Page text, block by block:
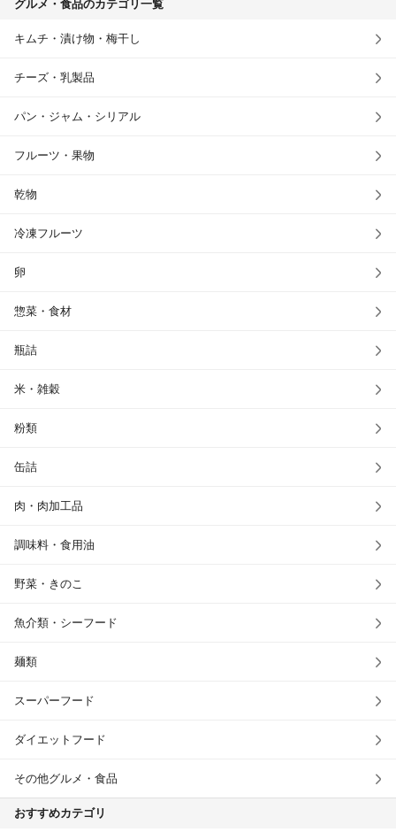
グルメ・食品のカテゴリ一覧
キムチ・漬け物・梅干し
チーズ・乳製品
パン・ジャム・シリアル
フルーツ・果物
乾物
冷凍フルーツ
卵
惣菜・食材
瓶詰
米・雑穀
粉類
缶詰
肉・肉加工品
調味料・食用油
野菜・きのこ
魚介類・シーフード
麺類
スーパーフード
ダイエットフード
その他グルメ・食品
おすすめカテゴリ